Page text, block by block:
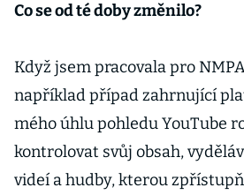
Co se od té doby změnilo?
Když jsem pracovala pro
například případ zahrnující
mého úhlu pohledu YouTube
kontrolovat svůj obsah,
videí a hudby, kterou